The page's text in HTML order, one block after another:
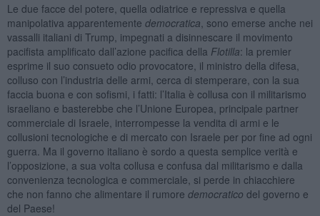
Le due facce del potere, quella odiatrice e repressiva e quella
manipolativa apparentemente democratica , sono emerse anche nei
vassalli italiani di Trump, impegnati a disinnescare il movimento
pacifista amplificato dall’azione pacifica della Flotilla: la premier
esprime il suo consueto odio provocatore, il ministro della difesa,
colluso con l’industria delle armi, cerca di stemperare, con la sua
faccia buona e con sofismi, i fatti: l’Italia è collusa con il militarismo
israeliano e basterebbe che l’Unione Europea, principale partner
commerciale di Israele, interrompesse la vendita di armi e le
collusioni tecnologiche e di mercato con Israele per por fine ad ogni
guerra. Ma il governo italiano è sordo a questa semplice verità e
l’opposizione, a sua volta collusa e confusa dal militarismo e dalla
convenienza tecnologica e commerciale, si perde in chiacchiere
che non fanno che alimentare il rumore democratico del governo e
del Paese!